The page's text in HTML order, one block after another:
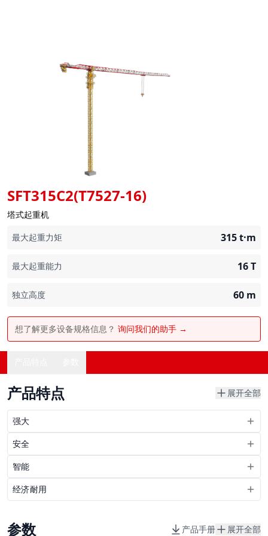
SFT315C2(T7527-16)
塔式起重机
最大起重力矩
315t·m
最大起重能力 16T
独立高度 60 m
想了解更多设备规格信息？ 询问我们的助手 →
产品特点 展开全部
强大
安全
智能
经济耐用
参数 产品手册 展开全部